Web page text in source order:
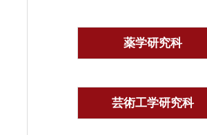
薬学研究科
芸術工学研究科